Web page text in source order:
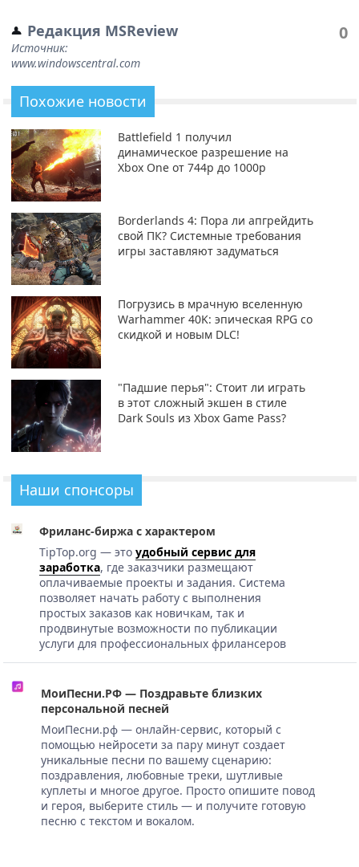
Редакция MSReview
Источник:
www.windowscentral.com
0
Похожие новости
Battlefield 1 получил
динамическое разрешение на
Xbox One от 744p до 1000p
Borderlands 4: Пора ли апгрейдить
свой ПК? Системные требования
игры заставляют задуматься
Погрузись в мрачную вселенную
Warhammer 40K: эпическая RPG со
скидкой и новым DLC!
"Падшие перья": Стоит ли играть
в этот сложный экшен в стиле
Dark Souls из Xbox Game Pass?
Наши спонсоры
Фриланс-биржа с характером
TipTop.org — это удобный сервис для
заработка, где заказчики размещают
оплачиваемые проекты и задания. Система
позволяет начать работу с выполнения
простых заказов как новичкам, так и
продвинутые возможности по публикации
услуги для профессиональных фрилансеров
МоиПесни.РФ — Поздравьте близких
персональной песней
МоиПесни.рф — онлайн-сервис, который с
помощью нейросети за пару минут создает
уникальные песни по вашему сценарию:
поздравления, любовные треки, шутливые
куплеты и многое другое. Просто опишите повод
и героя, выберите стиль — и получите готовую
песню с текстом и вокалом.